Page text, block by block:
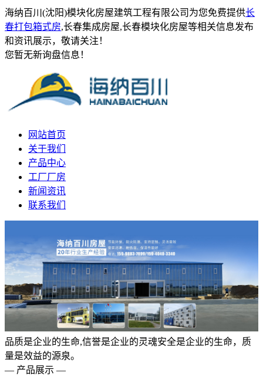
海纳百川(沈阳)模块化房屋建筑工程有限公司为您免费提供长
春打包箱式房,长春集成房屋,长春模块化房屋等相关信息发布
和资讯展示，敬请关注！
您暂无新询盘信息！
网站首页
关于我们
产品中心
工厂厂房
新闻资讯
联系我们
品质是企业的生命,信誉是企业的灵魂安全是企业的生命，质
量是效益的源泉。
— 产品展示 —